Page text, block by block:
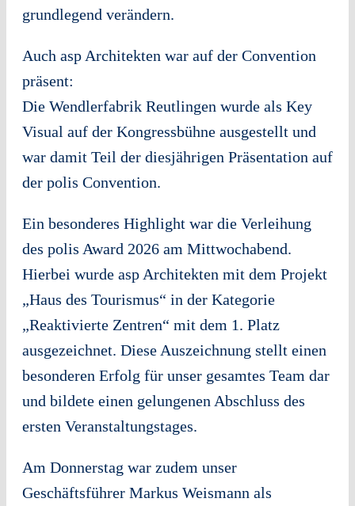
grundlegend verändern.
Auch asp Architekten war auf der Convention
präsent:
Die Wendlerfabrik Reutlingen wurde als Key
Visual auf der Kongressbühne ausgestellt und
war damit Teil der diesjährigen Präsentation auf
der polis Convention.
Ein besonderes Highlight war die Verleihung
des polis Award 2026 am Mittwochabend.
Hierbei wurde asp Architekten mit dem Projekt
„Haus des Tourismus“ in der Kategorie
„Reaktivierte Zentren“ mit dem 1. Platz
ausgezeichnet. Diese Auszeichnung stellt einen
besonderen Erfolg für unser gesamtes Team dar
und bildete einen gelungenen Abschluss des
ersten Veranstaltungstages.
Am Donnerstag war zudem unser
Geschäftsführer Markus Weismann als